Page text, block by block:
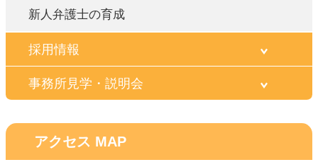
新人弁護士の育成
採用情報
事務所見学・説明会
アクセス MAP